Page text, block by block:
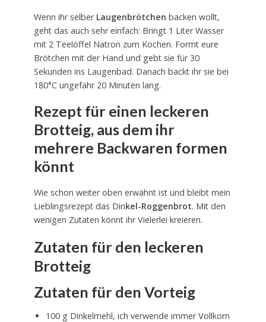
Wenn ihr selber Laugenbrötchen backen wollt,
geht das auch sehr einfach: Bringt 1 Liter Wasser
mit 2 Teelöffel Natron zum Kochen. Formt eure
Brötchen mit der Hand und gebt sie für 30
Sekunden ins Laugenbad. Danach backt ihr sie bei
180°C ungefähr 20 Minuten lang.
Rezept für einen leckeren
Brotteig, aus dem ihr
mehrere Backwaren formen
könnt
Wie schon weiter oben erwähnt ist und bleibt mein
Lieblingsrezept das Dinkel-Roggenbrot. Mit den
wenigen Zutaten könnt ihr Vielerlei kreieren.
Zutaten für den leckeren
Brotteig
Zutaten für den Vorteig
100 g Dinkelmehl, ich verwende immer Vollkorn